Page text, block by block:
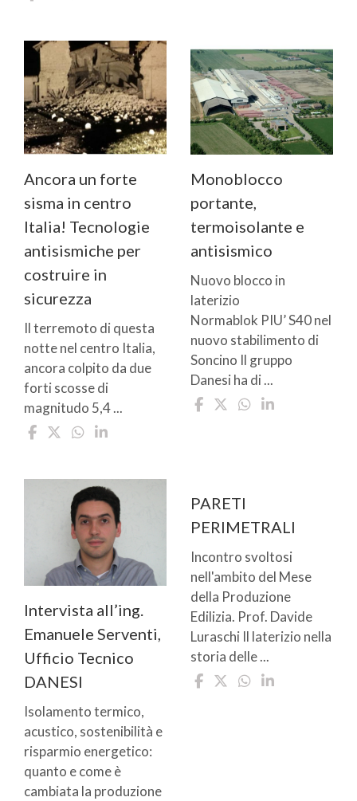
Ancora un forte
sisma in centro
Italia! Tecnologie
antisismiche per
costruire in
sicurezza
Il terremoto di questa
notte nel centro Italia,
ancora colpito da due
forti scosse di
magnitudo 5,4 ...
Monoblocco
portante,
termoisolante e
antisismico
Nuovo blocco in
laterizio
Normablok PIU’ S40 nel
nuovo stabilimento di
Soncino Il gruppo
Danesi ha di ...
Intervista all’ing.
Emanuele Serventi,
Ufficio Tecnico
DANESI
Isolamento termico,
acustico, sostenibilità e
risparmio energetico:
quanto e come è
cambiata la produzione
PARETI
PERIMETRALI
Incontro svoltosi
nell'ambito del Mese
della Produzione
Edilizia. Prof. Davide
Luraschi Il laterizio nella
storia delle ...